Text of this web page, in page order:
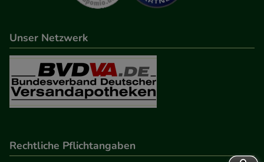
Unser Netzwerk
Rechtliche Pflichtangaben